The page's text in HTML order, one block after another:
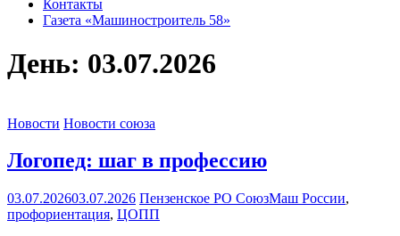
Контакты
Газета «Машиностроитель 58»
День: 03.07.2026
Новости Новости союза
Логопед: шаг в профессию
03.07.202603.07.2026 Пензенское РО СоюзМаш России,
профориентация, ЦОПП